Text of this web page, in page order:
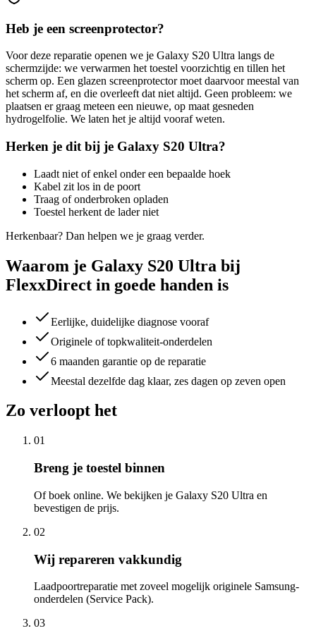
Heb je een screenprotector?
Voor deze reparatie openen we je Galaxy S20 Ultra langs de
schermzijde: we verwarmen het toestel voorzichtig en tillen het
scherm op. Een glazen screenprotector moet daarvoor meestal van
het scherm af, en die overleeft dat niet altijd. Geen probleem: we
plaatsen er graag meteen een nieuwe, op maat gesneden
hydrogelfolie. We laten het je altijd vooraf weten.
Herken je dit bij je Galaxy S20 Ultra?
Laadt niet of enkel onder een bepaalde hoek
Kabel zit los in de poort
Traag of onderbroken opladen
Toestel herkent de lader niet
Herkenbaar? Dan helpen we je graag verder.
Waarom je Galaxy S20 Ultra bij
FlexxDirect in goede handen is
Eerlijke, duidelijke diagnose vooraf
Originele of topkwaliteit-onderdelen
6 maanden garantie op de reparatie
Meestal dezelfde dag klaar, zes dagen op zeven open
Zo verloopt het
01
Breng je toestel binnen
Of boek online. We bekijken je Galaxy S20 Ultra en
bevestigen de prijs.
02
Wij repareren vakkundig
Laadpoortreparatie met zoveel mogelijk originele Samsung-
onderdelen (Service Pack).
03